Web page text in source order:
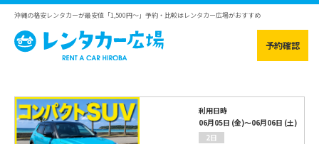
沖縄の格安レンタカーが最安値「1,500円～」予約・比較はレンタカー広場がおすすめ
予約確認
利用日時
06月05日 (金)～06月06日 (土)
2日